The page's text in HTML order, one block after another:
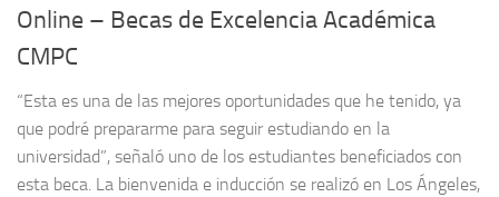
Online – Becas de Excelencia Académica
CMPC
“Esta es una de las mejores oportunidades que he tenido, ya
que podré prepararme para seguir estudiando en la
universidad”, señaló uno de los estudiantes beneficiados con
esta beca. La bienvenida e inducción se realizó en Los Ángeles,